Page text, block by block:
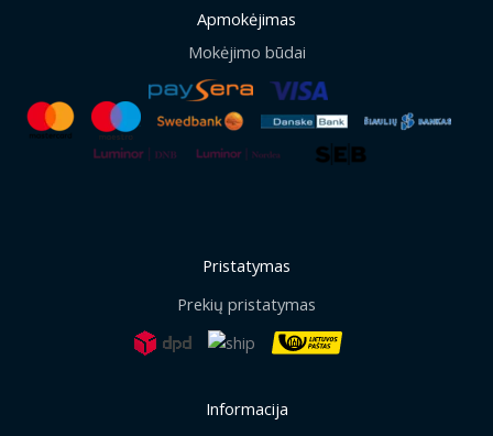
Apmokėjimas
Mokėjimo būdai
Pristatymas
Prekių pristatymas
Informacija